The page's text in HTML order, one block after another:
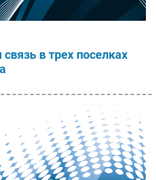
в трех поселках